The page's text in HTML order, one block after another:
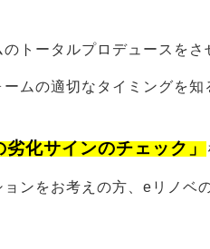
トータルプロデュースを
ムの適切なタイミングを
化サインのチェック」
ンをお考えの方、eリノベ